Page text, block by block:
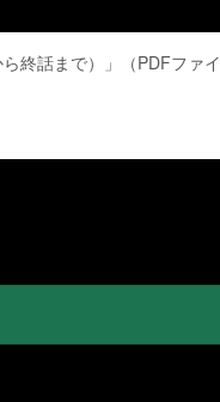
終話まで）」（PDFファイ